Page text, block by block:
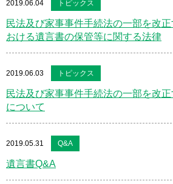
2019.06.04 トピックス
民法及び家事事件手続法の一部を改
おける遺言書の保管等に関する法律
2019.06.03 トピックス
民法及び家事事件手続法の一部を改
について
2019.05.31 Q&A
遺言書Q&A